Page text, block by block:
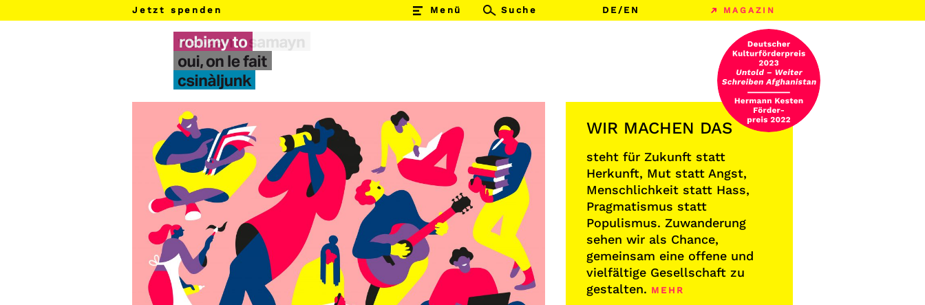
l​
p​
d​
h​
Jetzt spenden Menü
Suchen
SUCHEN DE/ EN MAGAZIN
WIR MACHEN DAS
steht für Zukunft statt
Herkunft, Mut statt Angst,
Menschlichkeit statt Hass,
Pragmatismus statt
Populismus. Zuwanderung
sehen wir als Chance,
gemeinsam eine offene und
vielfältige Gesellschaft zu
gestalten. MEHR